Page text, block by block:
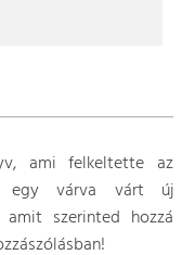
ami felkeltette az
egy várva várt új
szerinted hozzá